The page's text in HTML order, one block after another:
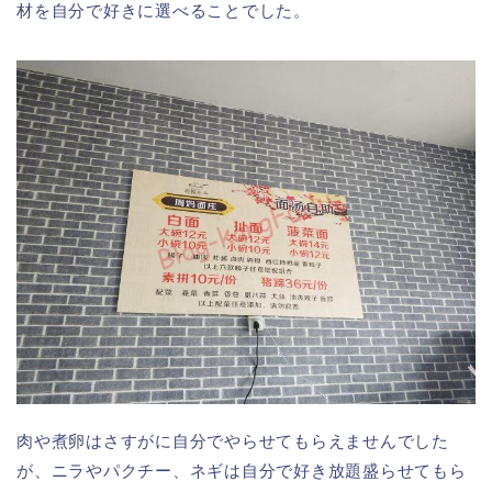
材を自分で好きに選べることでした。
肉や煮卵はさすがに自分でやらせてもらえませんでした
が、ニラやパクチー、ネギは自分で好き放題盛らせてもら